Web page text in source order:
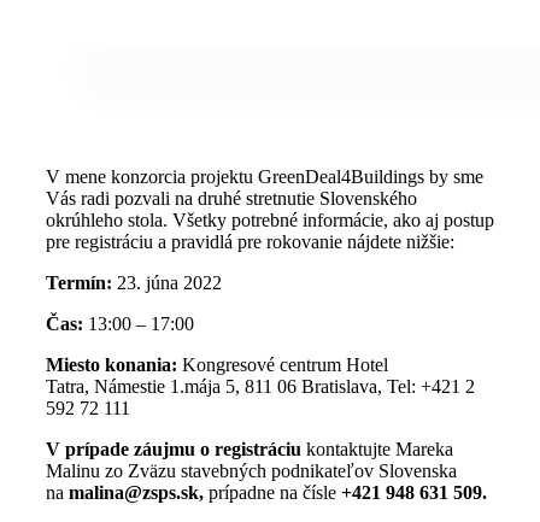
V mene konzorcia projektu GreenDeal4Buildings by sme
Vás radi pozvali na druhé stretnutie Slovenského
okrúhleho stola. Všetky potrebné informácie, ako aj postup
pre registráciu a pravidlá pre rokovanie nájdete nižšie:
Termín: 23. júna 2022
Čas: 13:00 – 17:00
Miesto konania: Kongresové centrum Hotel
Tatra, Námestie 1.mája 5, 811 06 Bratislava, Tel: +421 2
592 72 111
V prípade záujmu o registráciu kontaktujte Mareka
Malinu zo Zväzu stavebných podnikateľov Slovenska
na malina@zsps.sk, prípadne na čísle+421 948 631 509.